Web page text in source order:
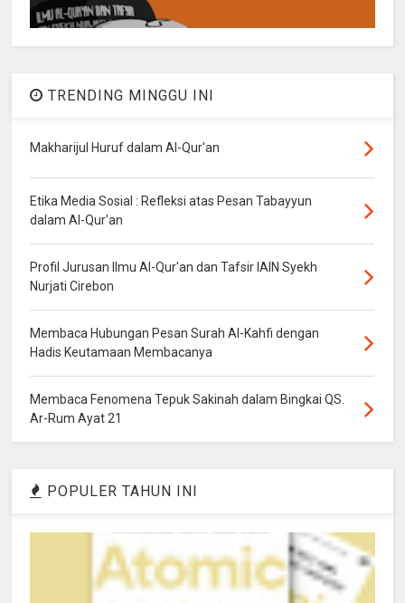
TRENDING MINGGU INI
Makharijul Huruf dalam Al-Qur'an
Etika Media Sosial : Refleksi atas Pesan Tabayyun
dalam Al-Qur'an
Profil Jurusan Ilmu Al-Qur'an dan Tafsir IAIN Syekh
Nurjati Cirebon
Membaca Hubungan Pesan Surah Al-Kahfi dengan
Hadis Keutamaan Membacanya
Membaca Fenomena Tepuk Sakinah dalam Bingkai QS.
Ar-Rum Ayat 21
POPULER TAHUN INI